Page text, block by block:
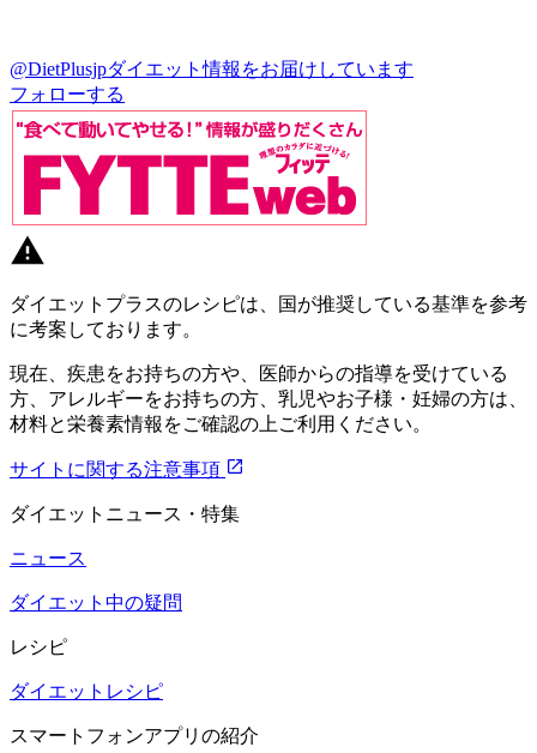
@DietPlusjpダイエット情報をお届けしています
フォローする
ダイエットプラスのレシピは、国が推奨している基準を参考
に考案しております。
現在、疾患をお持ちの方や、医師からの指導を受けている
方、アレルギーをお持ちの方、乳児やお子様・妊婦の方は、
材料と栄養素情報をご確認の上ご利用ください。
サイトに関する注意事項
ダイエットニュース・特集
ニュース
ダイエット中の疑問
レシピ
ダイエットレシピ
スマートフォンアプリの紹介